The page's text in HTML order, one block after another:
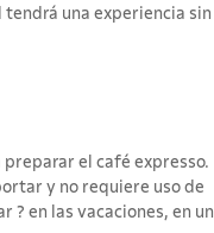
una experiencia sin
el café expresso.
y no requiere uso de
en las vacaciones, en un